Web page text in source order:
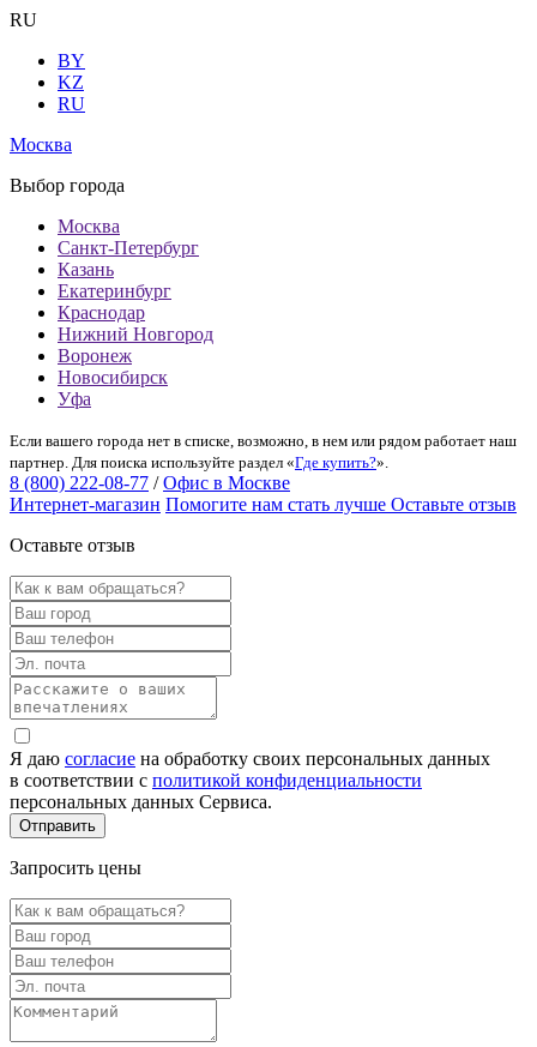
RU
BY
KZ
RU
Москва
Выбор города
Москва
Санкт-Петербург
Казань
Екатеринбург
Краснодар
Нижний Новгород
Воронеж
Новосибирск
Уфа
Если вашего города нет в списке, возможно, в нем или рядом работает наш
партнер. Для поиска используйте раздел «Где купить?».
8 (800) 222-08-77 / Офис в Москве
Интернет-магазин Помогите нам стать лучше Оставьте отзыв
Оставьте отзыв
Я даю согласие на обработку своих персональных данных
в соответствии с политикой конфиденциальности
персональных данных Сервиса.
Запросить цены